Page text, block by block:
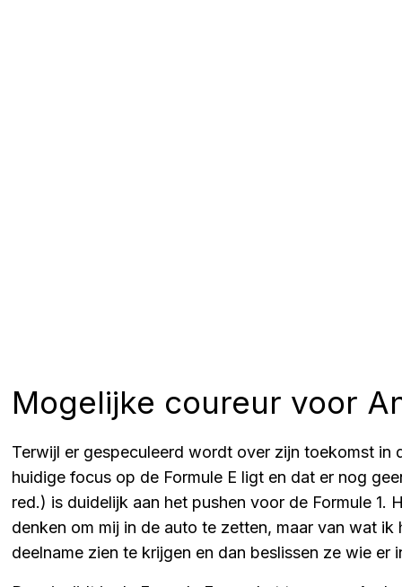
Mogelijke coureur voor
Terwijl er gespeculeerd wordt over zijn toekomst in
huidige focus op de Formule E ligt en dat er nog
red.) is duidelijk aan het pushen voor de Formule 1.
denken om mij in de auto te zetten, maar van wat
deelname zien te krijgen en dan beslissen ze wie er